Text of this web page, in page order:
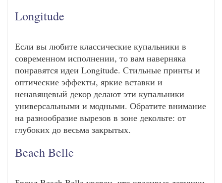
Longitude
Если вы любите классические купальники в
современном исполнении, то вам наверняка
понравятся идеи Longitude. Стильные принты и
оптические эффекты, яркие вставки и
ненавящевый декор делают эти купальники
универсальными и модными. Обратите внимание
на разнообразие вырезов в зоне декольте: от
глубоких до весьма закрытых.
Beach Belle